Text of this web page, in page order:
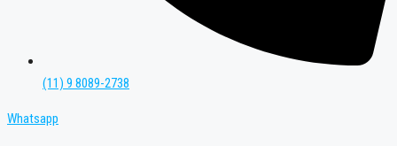
(11) 9 8089-2738
Whatsapp